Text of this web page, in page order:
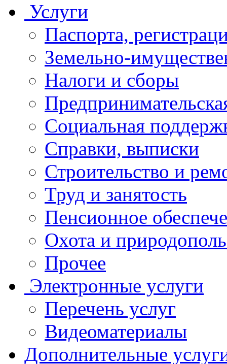
Услуги
Паспорта,
Земельно-
Налоги и сборы
Социальная
Справки, выписки
Строительство и
Труд и занятость
Пенсионное
Охота и
Прочее
Электронные услуги
Перечень услуг
Видеоматериалы
Дополнительные